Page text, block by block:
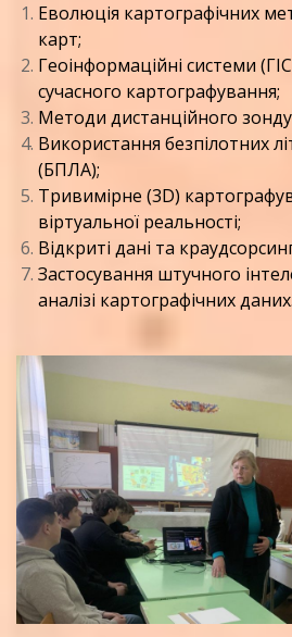
Еволюція картографічних
карт;
Геоінформаційні системи
сучасного картографування;
Методи дистанційного
Використання безпілотних
(БПЛА);
Тривимірне (3D)
віртуальної реальності;
Відкриті дані та
Застосування штучного
аналізі картографічних даних.